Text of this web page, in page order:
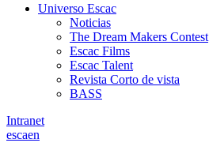
Universo Escac
Noticias
The Dream Makers Contest
Escac Films
Escac Talent
Revista Corto de vista
BASS
Intranet
escaen